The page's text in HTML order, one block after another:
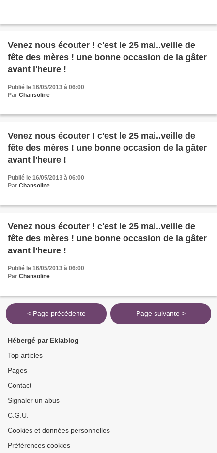
Venez nous écouter ! c'est le 25 mai..veille de
fête des mères ! une bonne occasion de la gâter
avant l'heure !
Publié le 16/05/2013 à 06:00
Par Chansoline
Venez nous écouter ! c'est le 25 mai..veille de
fête des mères ! une bonne occasion de la gâter
avant l'heure !
Publié le 16/05/2013 à 06:00
Par Chansoline
Venez nous écouter ! c'est le 25 mai..veille de
fête des mères ! une bonne occasion de la gâter
avant l'heure !
Publié le 16/05/2013 à 06:00
Par Chansoline
< Page précédente Page suivante >
Hébergé par Eklablog
Top articles
Pages
Contact
Signaler un abus
C.G.U.
Cookies et données personnelles
Préférences cookies